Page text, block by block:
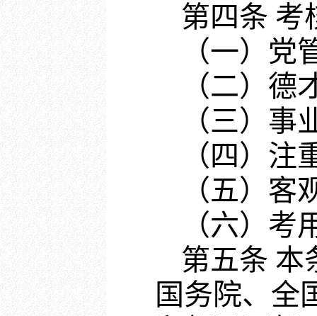
第四条 考
（一）党
（二）
（三）
（四）
（五）
（六）
第五条 本
国务院、全